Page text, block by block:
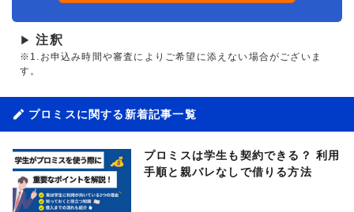
▶ 注釈
※1.お申込み時間や審査によりご希望に添えない場合がございま
す。
プロミスに関する新着記事一覧
プロミスは学生も契約できる？ 利用
手順と親バレなしで借りる方法